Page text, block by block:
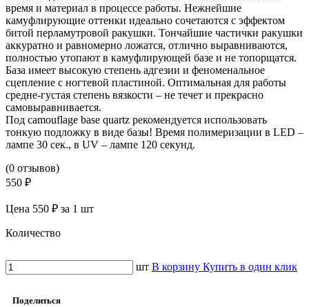
время и материал в процессе работы. Нежнейшие
камуфлирующие оттенки идеально сочетаются с эффектом
битой перламутровой ракушки. Тончайшие частички ракушки
аккуратно и равномерно ложатся, отлично выравниваются,
полностью утопают в камуфлирующей базе и не топорщатся.
База имеет высокую степень адгезии и феноменальное
сцепление с ногтевой пластиной. Оптимальная для работы
средне-густая степень вязкости – не течет и прекрасно
самовыравнивается.
Под camouflage base quartz рекомендуется использовать
тонкую подложку в виде базы! Время полимеризации в LED –
лампе 30 сек., в UV – лампе 120 секунд.
(0 отзывов)
550 ₽
Цена 550 ₽ за 1 шт
Количество
шт В корзину Купить в один клик
Поделиться